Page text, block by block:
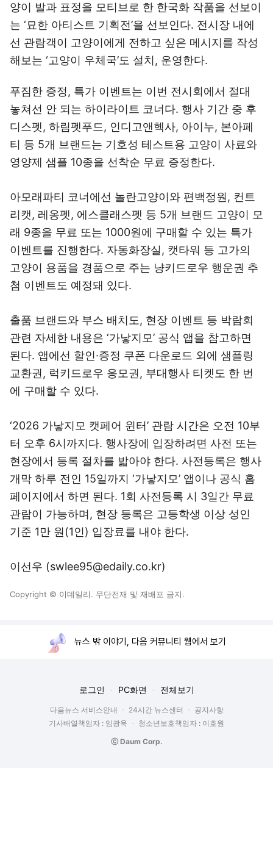
양이 발과 표정을 모티브로 한 한국화 작품을 선보이
는 ‘묘한 아티스트 기획전’을 선보인다. 전시장 내에
선 관람객이 고양이에게 전하고 싶은 메시지를 작성
해보는 ‘고양이 우체국’도 설치, 운영한다.
푸짐한 증정, 특가 이벤트는 이번 전시회에서 절대
놓쳐선 안 되는 하이라이트 코너다. 행사 기간 중 후
디스펫, 하림펫푸드, 인디고앤헥사, 아이누, 본아페
티 등 5개 브랜드는 기호성 테스트용 고양이 사료와
영양제 샘플 10종을 선착순 무료 증정한다.
아모래파티 코너에선 놀란고양이와 편백정원, 컨트
리캣, 레옹펫, 에스클래스펫 등 5개 브랜드 고양이 모
래 9종을 무료 또는 1000원에 구매할 수 있는 특가
이벤트를 진행한다. 자동화장실, 캣타워 등 고가의
고양이 용품을 경품으로 주는 냥키드로우 행운권 추
첨 이벤트도 예정돼 있다.
출품 브랜드와 부스 배치도, 현장 이벤트 등 박람회
관련 자세한 내용은 ‘가낳지모’ 공식 앱을 참고하면
된다. 앱에선 할인·증정 쿠폰 다운로드 외에 샘플링
교환권, 럭키드로우 응모권, 부대행사 티켓도 한 번
에 구매할 수 있다.
‘2026 가낳지모 캣페어 윈터’ 관람 시간은 오전 10부
터 오후 6시까지다. 행사장에 입장하려면 사전 또는
현장에서 등록 절차를 밟아야 한다. 사전등록은 행사
개막 하루 전인 15일까지 ‘가낳지모’ 앱이나 공식 홈
페이지에서 하면 된다. 1회 사전등록 시 3일간 무료
관람이 가능하며, 현장 등록은 고등학생 이상 성인
기준 1만 원(1인) 입장료를 내야 한다.
이선우 (swlee95@edaily.co.kr)
Copyright © 이데일리. 무단전재 및 재배포 금지.
뉴스 밖 이야기, 다음 커뮤니티 웹에서 보기
로그인 PC화면 전체보기
다음뉴스 서비스안내 24시간 뉴스센터
공지사항
기사배열책임자 : 임광욱
청소년보호책임자 : 이호원
ⓒ Daum Corp.